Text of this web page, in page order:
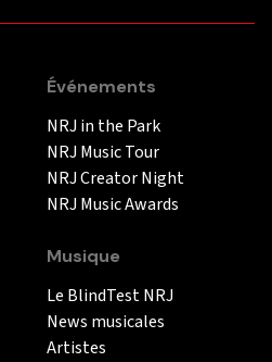
Événements
NRJ in the Park
NRJ Music Tour
NRJ Creator Night
NRJ Music Awards
Musique
Le BlindTest NRJ
News musicales
Artistes